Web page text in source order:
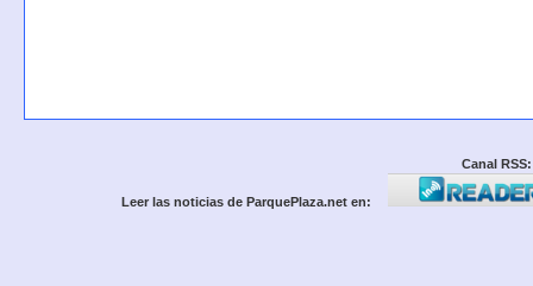
Canal RSS:
Leer las noticias de ParquePlaza.net en: